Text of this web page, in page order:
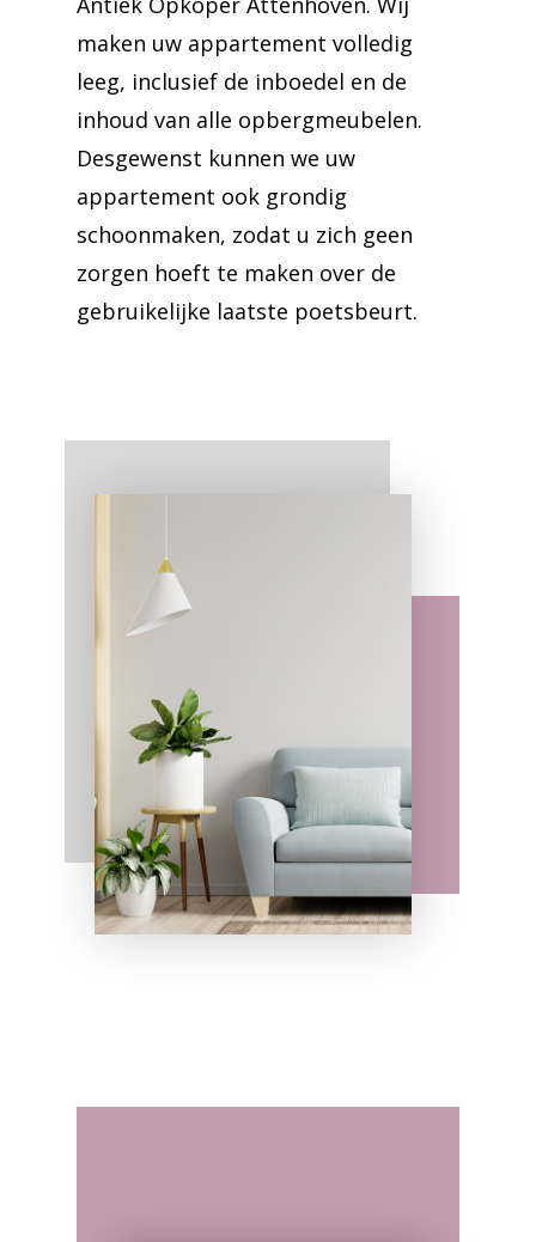
maken uw appartement volledig
leeg, inclusief de inboedel en de
inhoud van alle opbergmeubelen.
Desgewenst kunnen we uw
appartement ook grondig
schoonmaken, zodat u zich geen
zorgen hoeft te maken over de
gebruikelijke laatste poetsbeurt.